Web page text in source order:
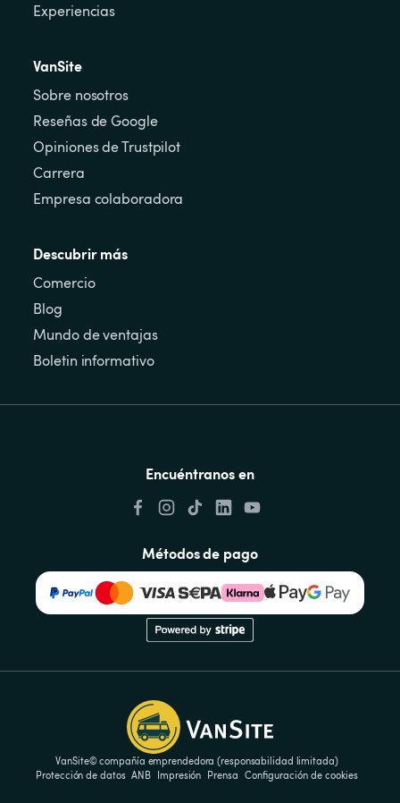
Experiencias
VanSite
Sobre nosotros
Reseñas de Google
Opiniones de Trustpilot
Carrera
Empresa colaboradora
Descubrir más
Comercio
Blog
Mundo de ventajas
Boletin informativo
Encuéntranos en
Métodos de pago
VanSite© compañía emprendedora (responsabilidad limitada)
Protección de datos ANB Impresión Prensa Configuración de cookies